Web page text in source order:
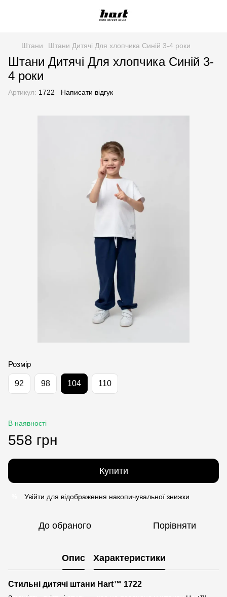
Штани Штани Дитячі Для хлопчика Синій 3-4 роки
Штани Дитячі Для хлопчика Синій 3-
4 роки
Артикул: 1722 Написати відгук
Розмір
92 98 104 110
В наявності
558 грн
Купити
Увійти для відображення накопичувальної знижки
До обраного Порівняти
Опис Характеристики
Стильні дитячі штани Hart™ 1722